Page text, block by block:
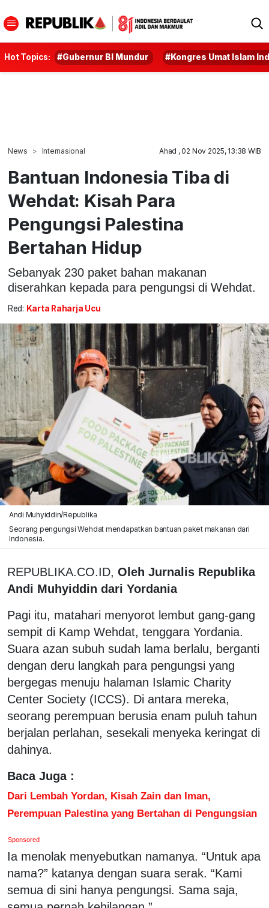
Hot Topics: #Gubernur BI Mundur #Kongres Umat Islam
News Internasional Ahad , 02 Nov 2025, 13:38 WIB
Bantuan Indonesia Tiba di
Wehdat: Kisah Para
Pengungsi Palestina
Bertahan Hidup
Sebanyak 230 paket bahan makanan
diserahkan kepada para pengungsi di Wehdat.
Red: Karta Raharja Ucu
Andi Muhyiddin/Republika
Seorang pengungsi Wehdat mendapatkan bantuan paket makanan dari
Indonesia.
REPUBLIKA.CO.ID, Oleh Jurnalis Republika
Andi Muhyiddin dari Yordania
Pagi itu, matahari menyorot lembut gang-gang
sempit di Kamp Wehdat, tenggara Yordania.
Suara azan subuh sudah lama berlalu, berganti
dengan deru langkah para pengungsi yang
bergegas menuju halaman Islamic Charity
Center Society (ICCS). Di antara mereka,
seorang perempuan berusia enam puluh tahun
berjalan perlahan, sesekali menyeka keringat di
dahinya.
Baca Juga :
Dari Lembah Yordan, Kisah Zain dan Iman,
Perempuan Palestina yang Bertahan di Pengungsian
Sponsored
Ia menolak menyebutkan namanya. “Untuk apa
nama?” katanya dengan suara serak. “Kami
semua di sini hanya pengungsi. Sama saja,